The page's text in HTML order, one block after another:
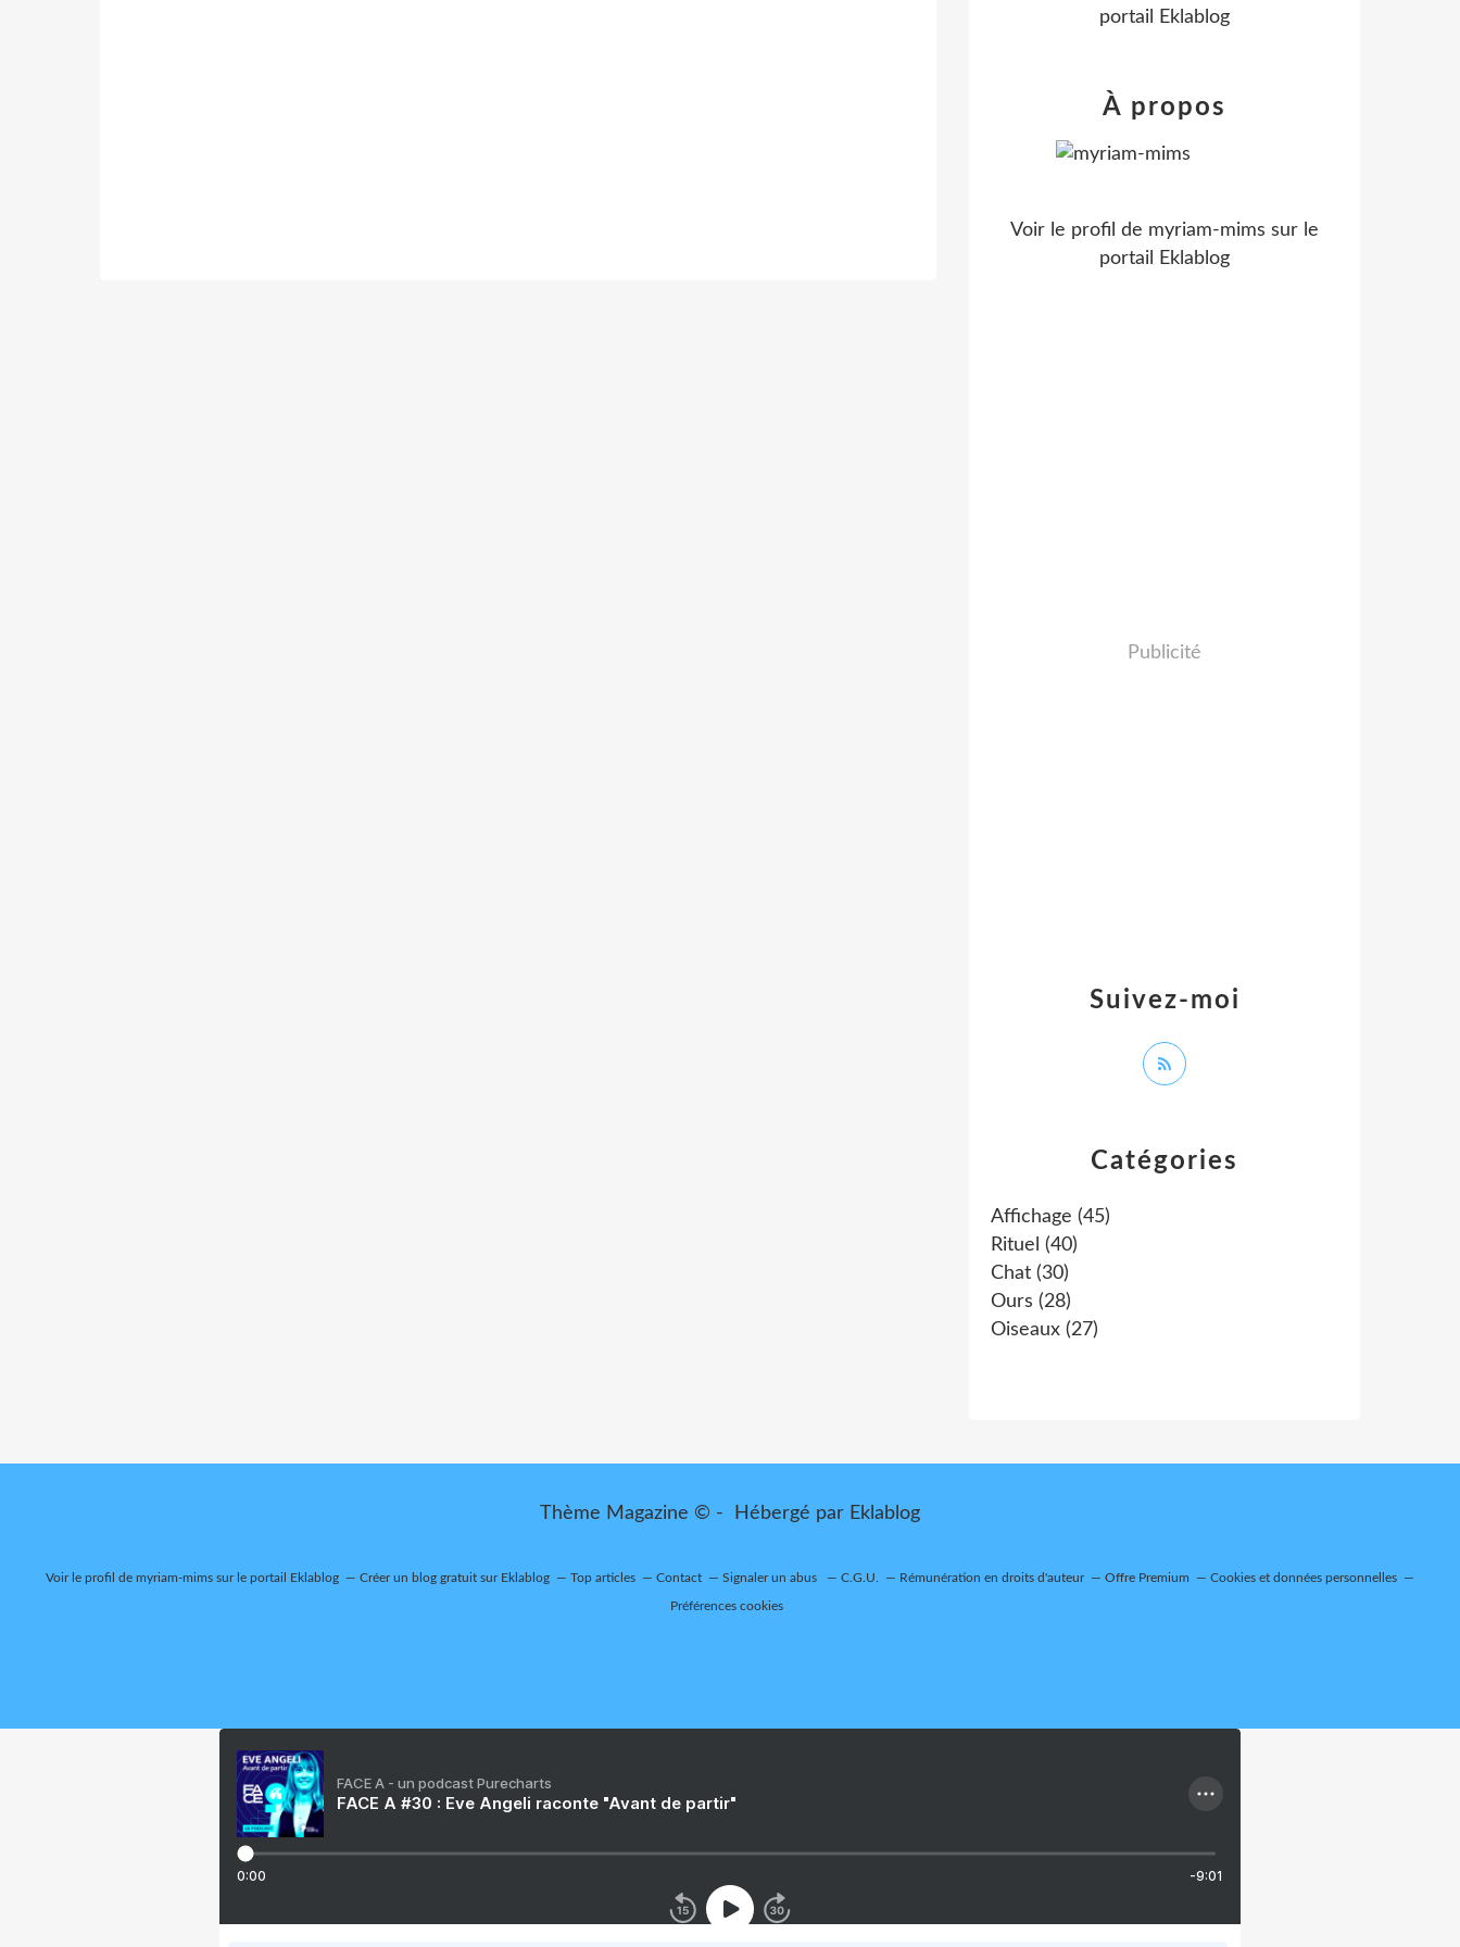
Catégories
Affichage (45)
Rituel (40)
Chat (30)
Ours (28)
Oiseaux (27)
portail Eklablog
Suivez-moi
À propos
Voir le profil de myriam-mims sur le
portail Eklablog
Publicité
Thème Magazine © - Hébergé par Eklablog
Voir le profil de myriam-mims sur le portail Eklablog Créer un blog gratuit sur Eklablog Top articles Contact Signaler un abus C.G.U. Rémunération en droits d'auteur Offre Premium Cookies et données personnelles
Préférences cookies
FACE A - un podcast Purecharts
FACE A #30 : Eve Angeli raconte "Avant de partir"
0:00 -9:01